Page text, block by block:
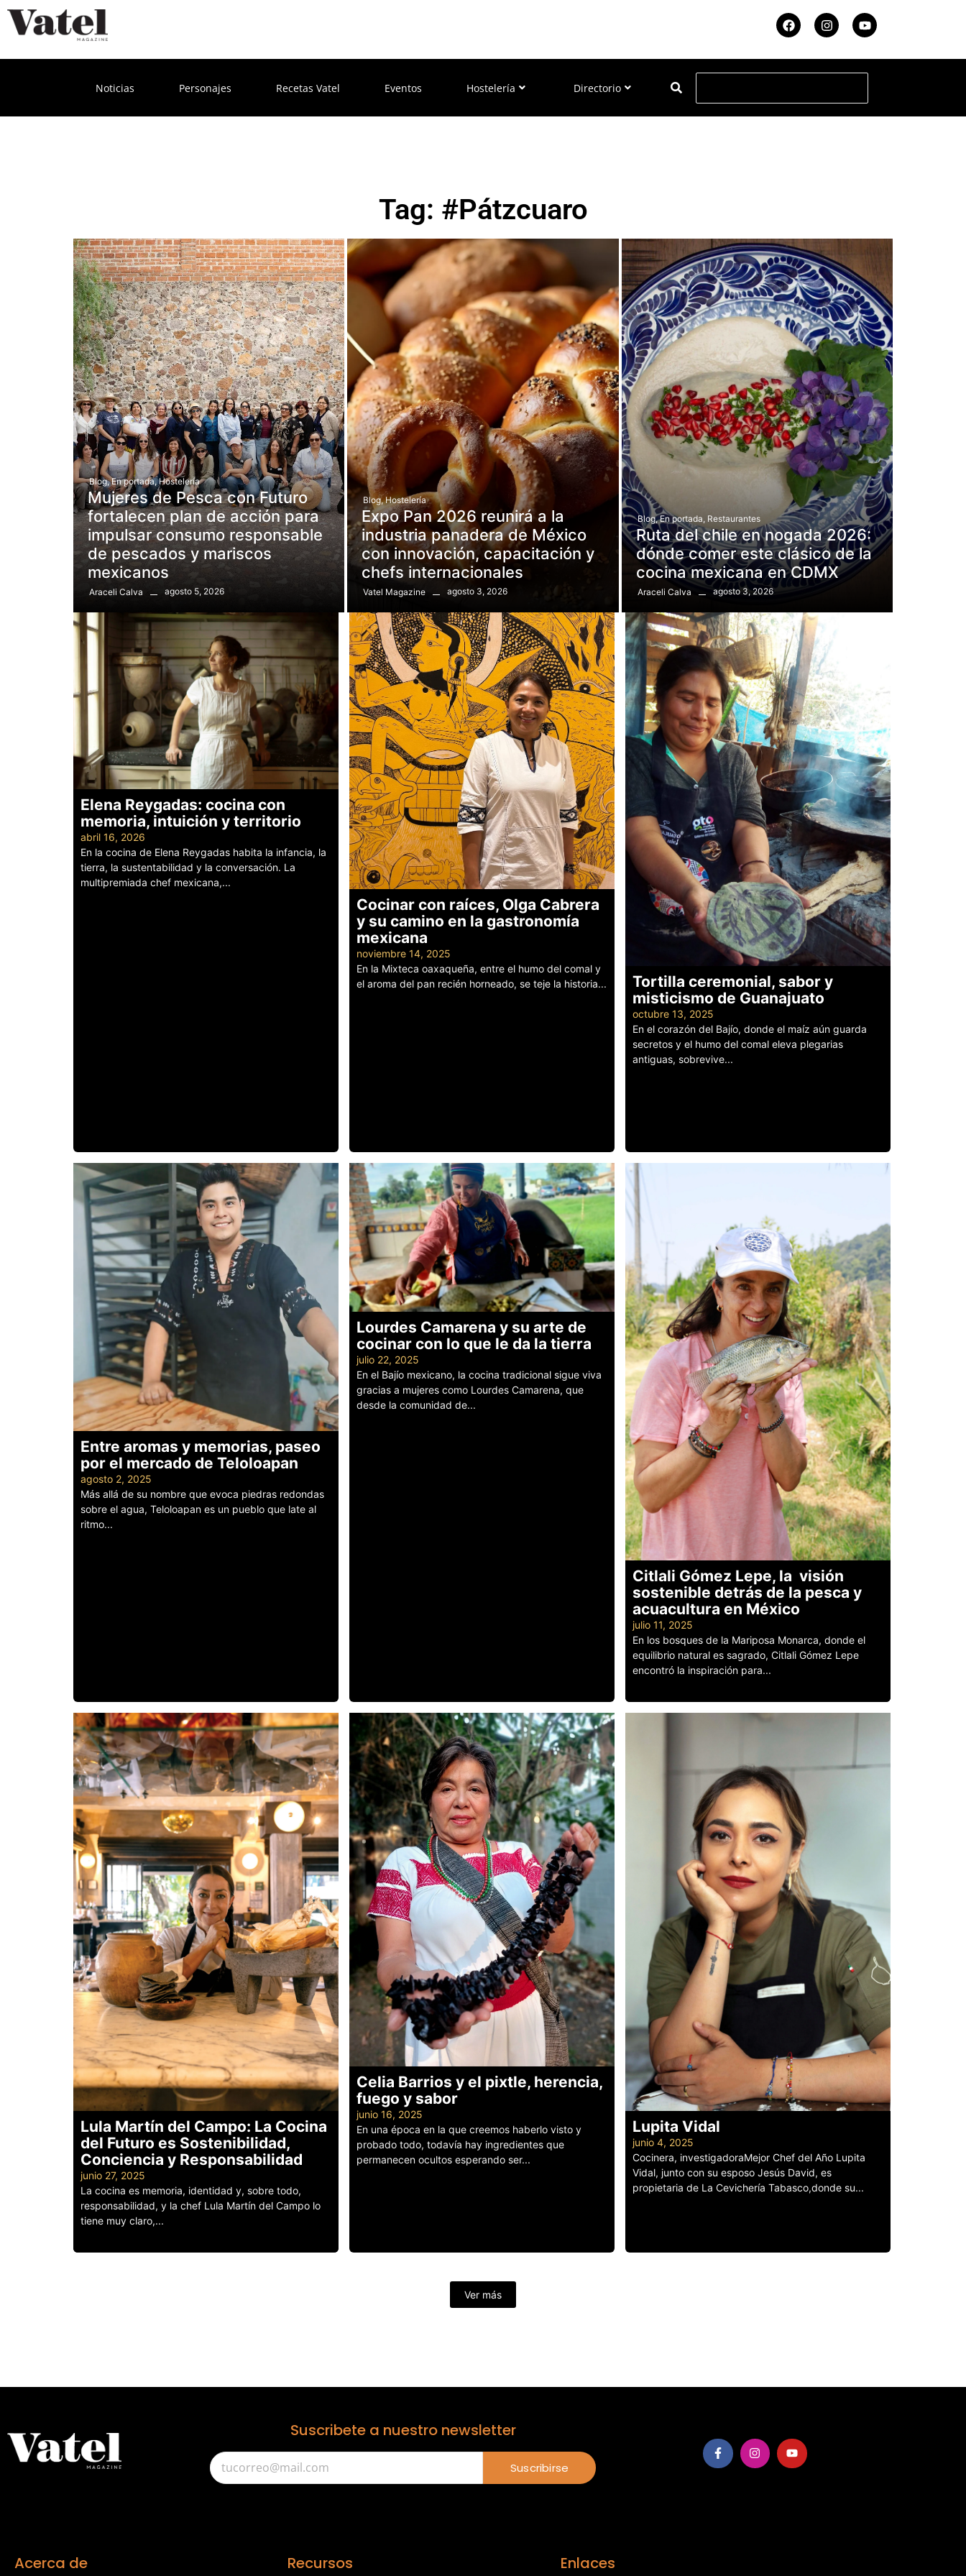
Noticias Personajes Recetas Vatel Eventos Hostelería Directorio
Tag: #Pátzcuaro
Blog, En portada, Hostelería
Mujeres de Pesca con Futuro
fortalecen plan de acción para
impulsar consumo responsable
de pescados y mariscos
mexicanos
Araceli Calva agosto 5, 2026
Blog, Hostelería
Expo Pan 2026 reunirá a la
industria panadera de México
con innovación, capacitación y
chefs internacionales
Vatel Magazine agosto 3, 2026
Blog, En portada, Restaurantes
Ruta del chile en nogada 2026:
dónde comer este clásico de la
cocina mexicana en CDMX
Araceli Calva agosto 3, 2026
Elena Reygadas: cocina con
memoria, intuición y territorio
abril 16, 2026
En la cocina de Elena Reygadas habita la infancia, la
tierra, la sustentabilidad y la conversación. La
multipremiada chef mexicana,...
Cocinar con raíces, Olga Cabrera
y su camino en la gastronomía
mexicana
noviembre 14, 2025
En la Mixteca oaxaqueña, entre el humo del comal y
el aroma del pan recién horneado, se teje la historia...
Tortilla ceremonial, sabor y
misticismo de Guanajuato
octubre 13, 2025
En el corazón del Bajío, donde el maíz aún guarda
secretos y el humo del comal eleva plegarias
antiguas, sobrevive...
Entre aromas y memorias, paseo
por el mercado de Teloloapan
agosto 2, 2025
Más allá de su nombre que evoca piedras redondas
sobre el agua, Teloloapan es un pueblo que late al
ritmo...
Lourdes Camarena y su arte de
cocinar con lo que le da la tierra
julio 22, 2025
En el Bajío mexicano, la cocina tradicional sigue viva
gracias a mujeres como Lourdes Camarena, que
desde la comunidad de...
Citlali Gómez Lepe, la visión
sostenible detrás de la pesca y
acuacultura en México
julio 11, 2025
En los bosques de la Mariposa Monarca, donde el
equilibrio natural es sagrado, Citlali Gómez Lepe
encontró la inspiración para...
Lula Martín del Campo: La Cocina
del Futuro es Sostenibilidad,
Conciencia y Responsabilidad
junio 27, 2025
La cocina es memoria, identidad y, sobre todo,
responsabilidad, y la chef Lula Martín del Campo lo
tiene muy claro,...
Celia Barrios y el pixtle, herencia,
fuego y sabor
junio 16, 2025
En una época en la que creemos haberlo visto y
probado todo, todavía hay ingredientes que
permanecen ocultos esperando ser...
Lupita Vidal
junio 4, 2025
Cocinera, investigadoraMejor Chef del Año Lupita
Vidal, junto con su esposo Jesús David, es
propietaria de La Cevichería Tabasco,donde su...
Ver más
Suscribete a nuestro newsletter
Suscribirse
Acerca de Recursos Enlaces